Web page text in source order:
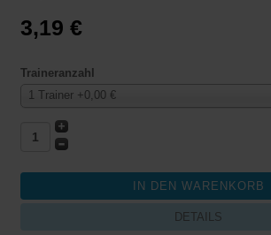
3,19 €
Traineranzahl
1 Trainer +0,00 €
DETAILS